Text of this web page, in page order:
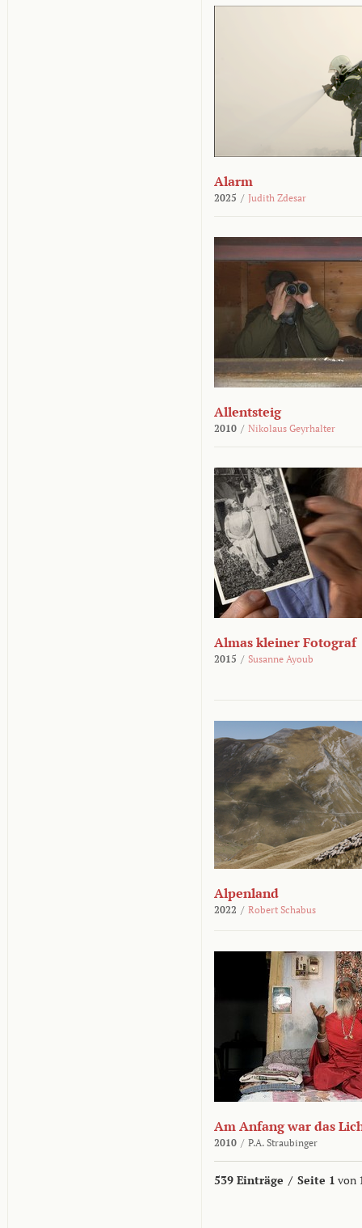
Alarm
2025 / Judith Zdesar
Allentsteig
2010 / Nikolaus Geyrhalter
Almas kleiner Fotograf
2015 / Susanne Ayoub
Alpenland
2022 / Robert Schabus
Am Anfang war das
2010 / P.A. Straubinger
539 Einträge / Seite 1 von